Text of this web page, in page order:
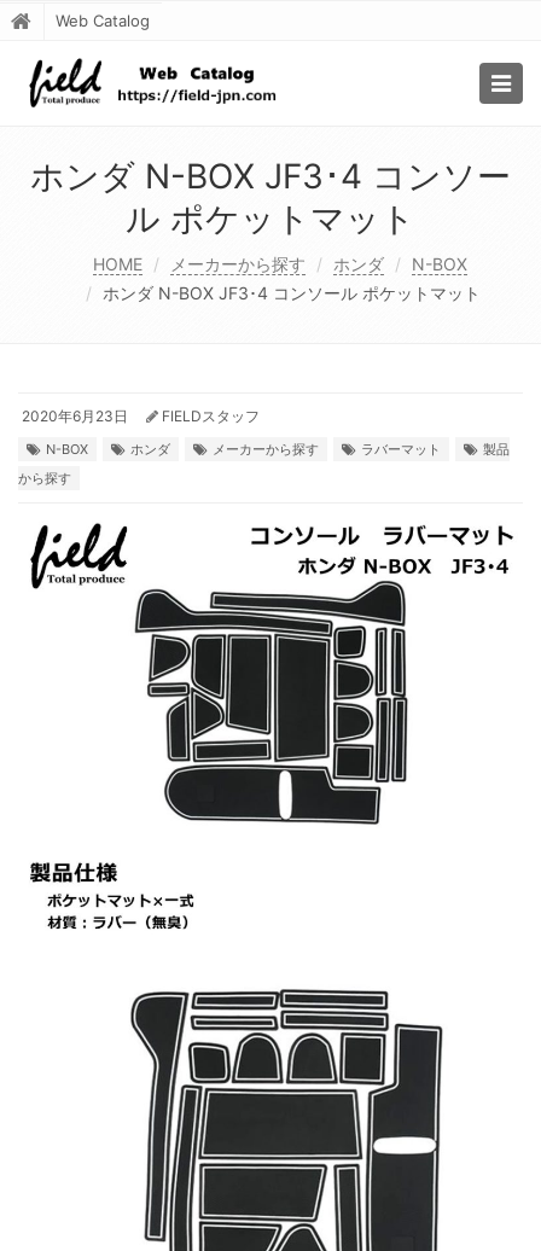
Web Catalog
ホンダ N-BOX JF3･4 コンソー
ル ポケットマット
HOME メーカーから探す ホンダ
N-BOX
ホンダ N-BOX JF3･4 コンソール ポケットマット
2020年6月23日 FIELDスタッフ
N-BOX ホンダ メーカーから探す ラバーマット
製品
から探す